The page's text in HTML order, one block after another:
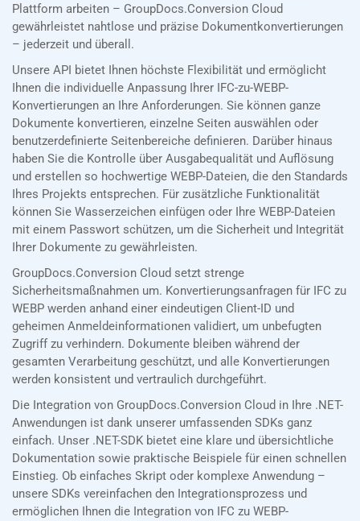
Plattform arbeiten – GroupDocs.Conversion Cloud
gewährleistet nahtlose und präzise Dokumentkonvertierungen
– jederzeit und überall.
Unsere API bietet Ihnen höchste Flexibilität und ermöglicht
Ihnen die individuelle Anpassung Ihrer IFC-zu-WEBP-
Konvertierungen an Ihre Anforderungen. Sie können ganze
Dokumente konvertieren, einzelne Seiten auswählen oder
benutzerdefinierte Seitenbereiche definieren. Darüber hinaus
haben Sie die Kontrolle über Ausgabequalität und Auflösung
und erstellen so hochwertige WEBP-Dateien, die den Standards
Ihres Projekts entsprechen. Für zusätzliche Funktionalität
können Sie Wasserzeichen einfügen oder Ihre WEBP-Dateien
mit einem Passwort schützen, um die Sicherheit und Integrität
Ihrer Dokumente zu gewährleisten.
GroupDocs.Conversion Cloud setzt strenge
Sicherheitsmaßnahmen um. Konvertierungsanfragen für IFC zu
WEBP werden anhand einer eindeutigen Client-ID und
geheimen Anmeldeinformationen validiert, um unbefugten
Zugriff zu verhindern. Dokumente bleiben während der
gesamten Verarbeitung geschützt, und alle Konvertierungen
werden konsistent und vertraulich durchgeführt.
Die Integration von GroupDocs.Conversion Cloud in Ihre .NET-
Anwendungen ist dank unserer umfassenden SDKs ganz
einfach. Unser .NET-SDK bietet eine klare und übersichtliche
Dokumentation sowie praktische Beispiele für einen schnellen
Einstieg. Ob einfaches Skript oder komplexe Anwendung –
unsere SDKs vereinfachen den Integrationsprozess und
ermöglichen Ihnen die Integration von IFC zu WEBP-